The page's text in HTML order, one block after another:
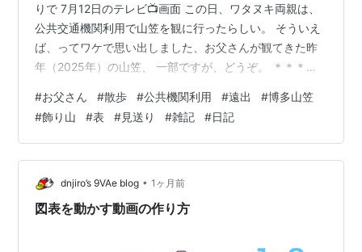
りで 7月12日のテレビ📺画面 この日、ワタヌキ両親は、
公共交通機関利用で山笠を観に行ったらしい。 そういえ
ば、ってワケで思い出しました、お父さんが観てきた昨
年（2025年）の山笠、 一部ですが、どうぞ。 ＊＊＊
eve.hatenablog.com そして、昨年（2024年）も同様に
↓ watanuki-eve.hatenablog.com お父さんぽ、今年
（2025年）も山笠見せの画像を撮ってきたというので載
っけますw 頑張って撮ってきたらしいけど←本人談 全部
撮ってはないの…
#お父さん #散歩 #公共機関利用 #遠出 #博多山笠
#飾り山 #表 #見送り #雑記 #日記
dnjiro’s 9VAe blog • 1ヶ月前
図表を動かす動画の作り方